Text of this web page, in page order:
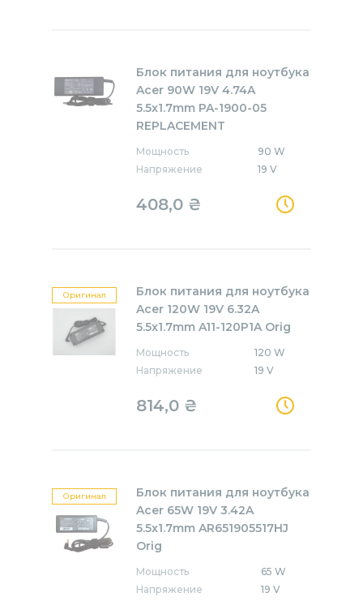
Блок питания для ноутбука
Acer 90W 19V 4.74A
5.5x1.7mm PA-1900-05
REPLACEMENT
Мощность
90 W
Напряжение
19 V
408,0 ₴
Оригинал
Блок питания для ноутбука
Acer 120W 19V 6.32A
5.5x1.7mm A11-120P1A Orig
Мощность
120 W
Напряжение
19 V
814,0 ₴
Оригинал
Блок питания для ноутбука
Acer 65W 19V 3.42A
5.5x1.7mm AR651905517HJ
Orig
Мощность
65 W
Напряжение
19 V